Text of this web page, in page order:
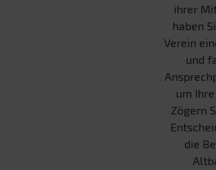
ihrer
haben
Verein
und
um
Zögern
die